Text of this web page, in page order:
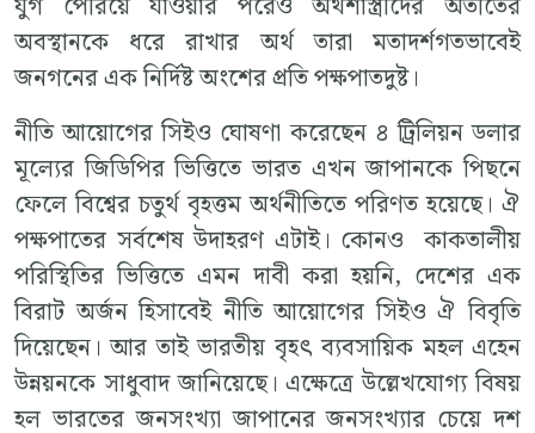
অবস্থানকে ধরে রাখার অর্থ তারা মতাদর্শগতভাবেই
জনগনের এক নির্দিষ্ট অংশের প্রতি পক্ষপাতদুষ্ট।
নীতি আয়োগের সিইও ঘোষণা করেছেন ৪ ট্রিলিয়ন ডলার
মূল্যের জিডিপির ভিত্তিতে ভারত এখন জাপানকে পিছনে
ফেলে বিশ্বের চতুর্থ বৃহত্তম অর্থনীতিতে পরিণত হয়েছে। ঐ
পক্ষপাতের সর্বশেষ উদাহরণ এটাই। কোনও কাকতালীয়
পরিস্থিতির ভিত্তিতে এমন দাবী করা হয়নি, দেশের এক
বিরাট অর্জন হিসাবেই নীতি আয়োগের সিইও ঐ বিবৃতি
দিয়েছেন। আর তাই ভারতীয় বৃহৎ ব্যবসায়িক মহল এহেন
উন্নয়নকে সাধুবাদ জানিয়েছে। এক্ষেত্রে উল্লেখযোগ্য বিষয়
হল ভারতের জনসংখ্যা জাপানের জনসংখ্যার চেয়ে দশ